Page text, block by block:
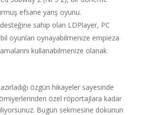
efsane yarış oyunu.
sahip olan LDPlayer, PC
oyunları oynayabilmenize empieza
kullanabilmenize olanak
özgün hikayeler sayesinde
özel röportajlara kadar
Bugün sekmesine dokunun